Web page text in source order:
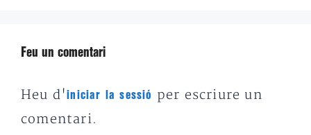
Feu un comentari
Heu d'iniciar la sessió
per escriure un
comentari.